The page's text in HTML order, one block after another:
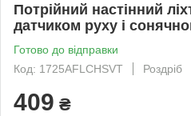
Потрійний настінний
датчиком руху і
Готово до відправки
Код: 1725AFLCHSVT
Роздріб
409 ₴